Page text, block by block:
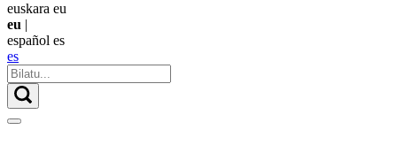
euskara eu
eu |
español es
es